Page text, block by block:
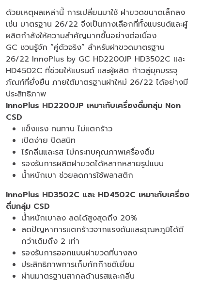
ด้วยเหตุผลเหล่านี้ การเปลี่ยนมาใช้ ฝาขวดขนาดเล็กลง
เช่น มาตรฐาน 26/22 จึงเป็นทางเลือกที่ทั้งแบรนด์และผู้
ผลิตกำลังให้ความสำคัญมากขึ้นอย่างต่อเนื่อง
GC ชวนรู้จัก “คู่ตัวจริง” สำหรับฝาขวดมาตรฐาน
26/22 InnoPlus by GC HD2200JP HD3502C และ
HD4502C ที่ช่วยให้แบรนด์ และผู้ผลิต ก้าวสู่ยุคบรรจุ
ภัณฑ์ที่ยั่งยืน ภายใต้มาตรฐานฝาใหม่ 26/22 ได้อย่างมี
ประสิทธิภาพ
InnoPlus HD2200JP เหมาะกับเครื่องดื่มกลุ่ม Non
CSD
แข็งแรง ทนทาน ไม่แตกร้าว
เปิดง่าย ปิดสนิท
ไร้กลิ่นและรส ไม่กระทบคุณภาพเครื่องดื่ม
รองรับการผลิตฝาขวดได้หลากหลายรูปแบบ
น้ำหนักเบา ช่วยลดการใช้พลาสติก
InnoPlus HD3502C และ HD4502C เหมาะกับเครื่อง
ดื่มกลุ่ม CSD
น้ำหนักเบาลง ลดได้สูงสุดถึง 20%
ลดปัญหาการแตกร้าวจากแรงดันและอุณหภูมิได้ดี
กว่าเดิมถึง 2 เท่า
รองรับการออกแบบฝาขวดที่บางลง
ประสิทธิภาพการเก็บกักก๊าซดีเยี่ยม
ผ่านมาตรฐานสากลด้านรสและกลิ่น